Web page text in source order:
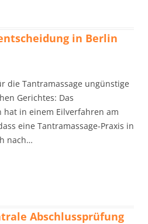
in Berlin
die Tantramassage ungünstige
Gerichtes: Das
in einem Eilverfahren am
eine Tantramassage-Praxis in
nach…
Abschlussprüfung